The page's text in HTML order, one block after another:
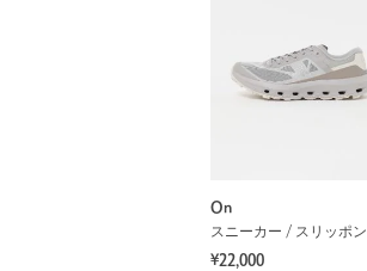
On
スニーカー / スリッポン
¥22,000